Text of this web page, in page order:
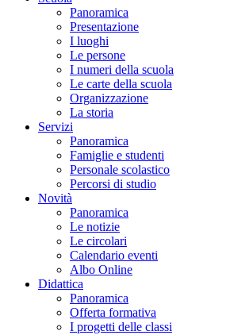
Panoramica
Presentazione
I luoghi
Le persone
I numeri della scuola
Le carte della scuola
Organizzazione
La storia
Servizi
Panoramica
Famiglie e studenti
Personale scolastico
Percorsi di studio
Novità
Panoramica
Le notizie
Le circolari
Calendario eventi
Albo Online
Didattica
Panoramica
Offerta formativa
I progetti delle classi